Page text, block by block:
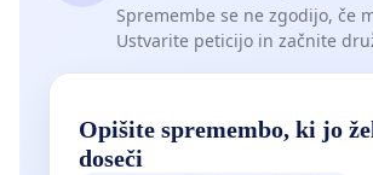
Spremembe se ne zgodijo, če
Ustvarite peticijo in začnite
Opišite spremembo, ki jo
doseči